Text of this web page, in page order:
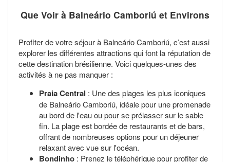
Que Voir à Balneário Camboriú et Environs
Profiter de votre séjour à Balneário Camboriú, c’est aussi
explorer les différentes attractions qui font la réputation de
cette destination brésilienne. Voici quelques-unes des
activités à ne pas manquer :
Praia Central : Une des plages les plus iconiques
de Balneário Camboriú, idéale pour une promenade
au bord de l'eau ou pour se prélasser sur le sable
fin. La plage est bordée de restaurants et de bars,
offrant de nombreuses options pour un déjeuner
relaxant avec vue sur l'océan.
Bondinho : Prenez le téléphérique pour profiter de